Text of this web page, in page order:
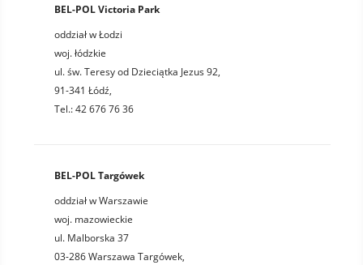
BEL-POL Victoria Park
oddział w Łodzi
woj. łódzkie
ul. św. Teresy od Dzieciątka Jezus 92,
91-341 Łódź,
Tel.: 42 676 76 36
BEL-POL Targówek
oddział w Warszawie
woj. mazowieckie
ul. Malborska 37
03-286 Warszawa Targówek,